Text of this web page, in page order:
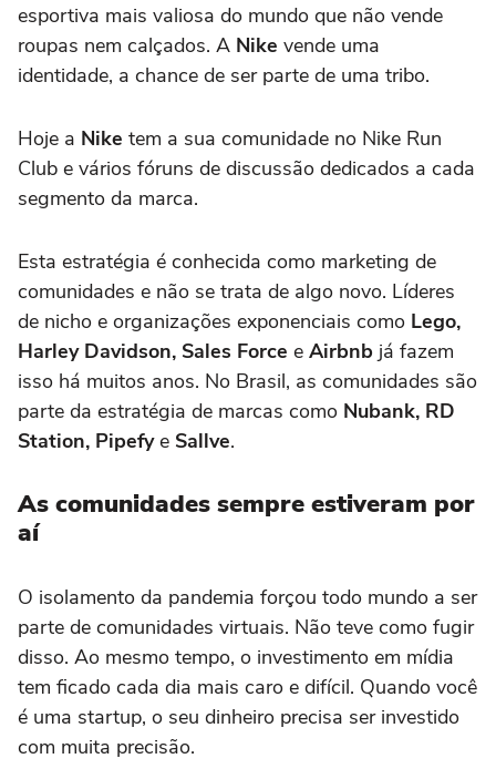
esportiva mais valiosa do mundo que não vende
roupas nem calçados. A Nike vende uma
identidade, a chance de ser parte de uma tribo.
Hoje a Nike tem a sua comunidade no Nike Run
Club e vários fóruns de discussão dedicados a cada
segmento da marca.
Esta estratégia é conhecida como marketing de
comunidades e não se trata de algo novo. Líderes
de nicho e organizações exponenciais como Lego,
Harley Davidson, Sales Force e Airbnb já fazem
isso há muitos anos. No Brasil, as comunidades são
parte da estratégia de marcas como Nubank, RD
Station, Pipefye Sallve.
As comunidades sempre estiveram por
aí
O isolamento da pandemia forçou todo mundo a ser
parte de comunidades virtuais. Não teve como fugir
disso. Ao mesmo tempo, o investimento em mídia
tem ficado cada dia mais caro e difícil. Quando você
é uma startup, o seu dinheiro precisa ser investido
com muita precisão.